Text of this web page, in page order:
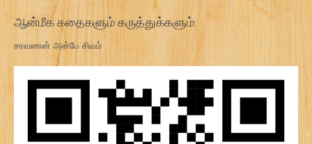
ஆன்மீக கதைகளும் கருத்துக்களும்:
சரவணன் அன்பே சிவம்